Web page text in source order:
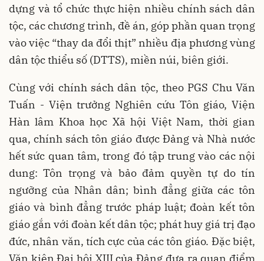
dựng và tổ chức thực hiện nhiều chính sách dân
tộc, các chương trình, đề án, góp phần quan trọng
vào việc “thay da đổi thịt” nhiều địa phương vùng
dân tộc thiểu số (DTTS), miền núi, biên giới.
Cùng với chính sách dân tộc, theo PGS Chu Văn
Tuấn - Viện trưởng Nghiên cứu Tôn giáo, Viện
Hàn lâm Khoa học Xã hội Việt Nam, thời gian
qua, chính sách tôn giáo được Ðảng và Nhà nước
hết sức quan tâm, trong đó tập trung vào các nội
dung: Tôn trọng và bảo đảm quyền tự do tín
ngưỡng của Nhân dân; bình đẳng giữa các tôn
giáo và bình đẳng trước pháp luật; đoàn kết tôn
giáo gắn với đoàn kết dân tộc; phát huy giá trị đạo
đức, nhân văn, tích cực của các tôn giáo. Ðặc biệt,
Văn kiện Ðại hội XIII của Ðảng đưa ra quan điểm